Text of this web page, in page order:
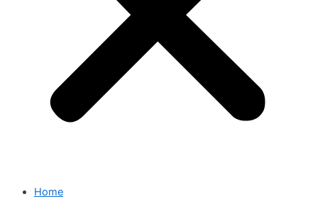
Home